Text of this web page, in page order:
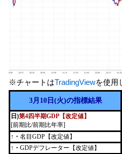
※チャートはTradingViewを使用
3月10日(火)の指標結果
日)第4四半期GDP【改定値】
[前期比/前期比年率]
↑・ 名目GDP【改定値】
↑・ GDPデフレーター【改定値】